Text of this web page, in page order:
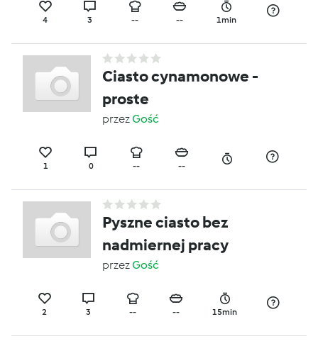
4 3 -- -- 1min
Ciasto cynamonowe -
proste
przezGość
1 0 -- --
Pyszne ciasto bez
nadmiernej pracy
przezGość
2 3 -- -- 15min